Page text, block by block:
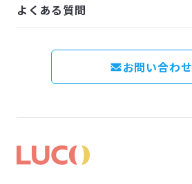
よくある質問
お問い合わせ